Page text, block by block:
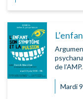
de
Mardi